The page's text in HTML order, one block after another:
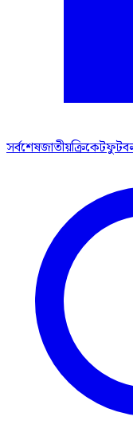
সর্বশেষজাতীয়ক্রিকেট